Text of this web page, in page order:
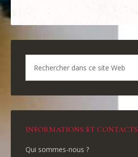
INFORMATIONS ET CONTACTS
Qui sommes-nous ?